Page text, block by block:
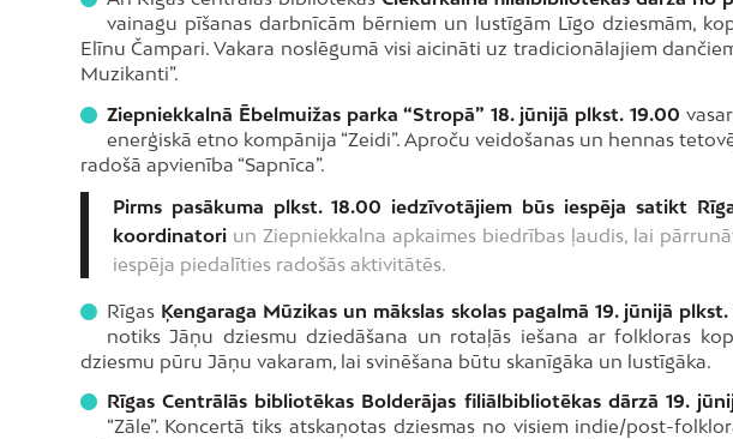
vainagu pīšanas darbnīcām bērniem un lustīgām Līgo dziesmām,
Elīnu Čampari. Vakara noslēgumā visi aicināti uz tradicionālajiem
Muzikanti”.
Ziepniekkalnā Ēbelmuižas parka “Stropā” 18. jūnijā plkst. 19.00
enerģiskā etno kompānija “Zeidi”. Aproču veidošanas un hennas
radošā apvienība “Sapnīca”.
Pirms pasākuma plkst. 18.00 iedzīvotājiem būs iespēja satikt
koordinatori un Ziepniekkalna apkaimes biedrības ļaudis, lai
iespēja piedalīties radošās aktivitātēs.
Rīgas Ķengaraga Mūzikas un mākslas skolas pagalmā 19. jūnijā plkst.
notiks Jāņu dziesmu dziedāšana un rotaļās iešana ar folkloras
dziesmu pūru Jāņu vakaram, lai svinēšana būtu skanīgāka un lustīgāka.
Rīgas Centrālās bibliotēkas Bolderājas filiālbibliotēkas dārzā 19.
“Zāle”. Koncertā tiks atskaņotas dziesmas no visiem indie/post-